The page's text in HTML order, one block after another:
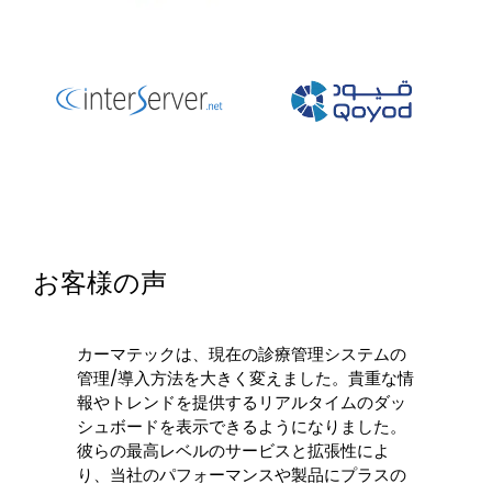
お客様の声
カーマテックは、現在の診療管理システムの
管理/導入方法を大きく変えました。貴重な情
報やトレンドを提供するリアルタイムのダッ
シュボードを表示できるようになりました。
彼らの最高レベルのサービスと拡張性によ
り、当社のパフォーマンスや製品にプラスの